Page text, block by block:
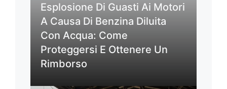
Esplosione Di Guasti Ai Motori
A Causa Di Benzina Diluita
Con Acqua: Come
Proteggersi E Ottenere Un
Rimborso